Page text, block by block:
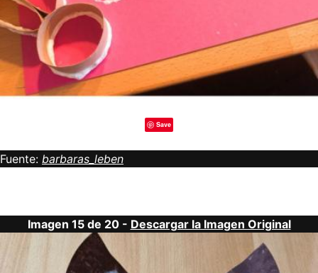
Save
Fuente: barbaras_leben
Imagen 15 de 20 - Descargar la Imagen Original